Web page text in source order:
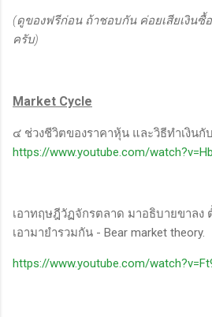
(ดูของฟรีก่อน ถ้าชอบกัน ค่อยเสียเงิน
ครับ)
Market Cycle
๔ ช่วงชีวิตของราคาหุ้น และวิธีทำเงินกั
https://www.youtube.com/
เอาทฤษฎีวัฏจักรตลาด มาอธิบายขาลง
เอามายำรวมกัน - Bear market theory.
https://www.youtube.com/